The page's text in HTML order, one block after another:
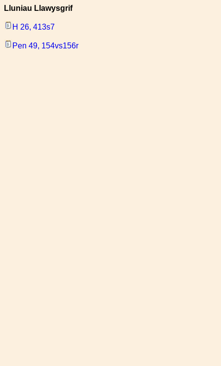
Lluniau Llawysgrif
H 26, 413s7
Pen 49, 154vs156r